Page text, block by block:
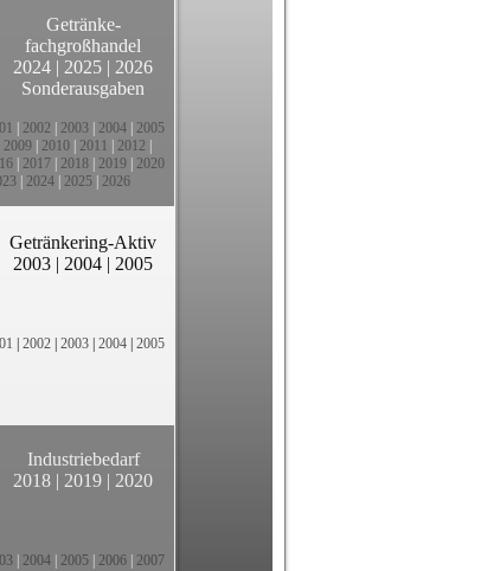
Getränke-
fachgroßhandel
2024 | 2025 | 2026
Sonderausgaben
2002 2003 2004 2005
2009 2010 2011 2012
2017 2018 2019 2020
| 2024| 2025| 2026
Getränkering-Aktiv
2003 | 2004 | 2005
| 2002 | 2003 | 2004 | 2005
Industriebedarf
2018 | 2019 | 2020
2004 2005 2006 2007